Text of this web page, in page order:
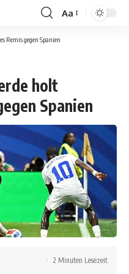
Aa
Remis gegen Spanien
holt
Spanien
2 Minuten Lesezeit